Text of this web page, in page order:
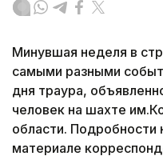
Минувшая неделя в
самыми разными
дня траура,
человек на шахте
области. Подробности
материале